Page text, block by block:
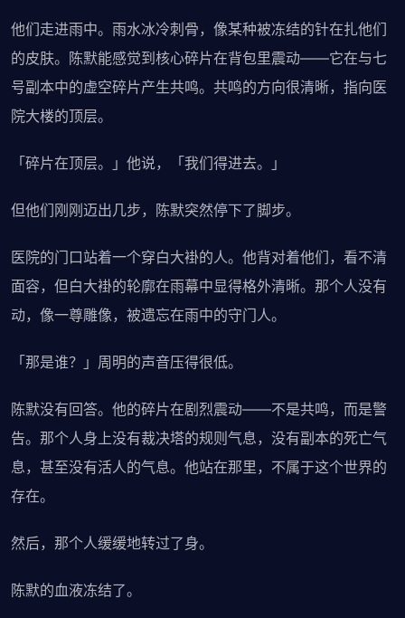
他们走进雨中。雨水冰冷刺骨，像某种被冻结的针在扎他们
的皮肤。陈默能感觉到核心碎片在背包里震动——它在与七
号副本中的虚空碎片产生共鸣。共鸣的方向很清晰，指向医
院大楼的顶层。
「碎片在顶层。」他说，「我们得进去。」
但他们刚刚迈出几步，陈默突然停下了脚步。
医院的门口站着一个穿白大褂的人。他背对着他们，看不清
面容，但白大褂的轮廓在雨幕中显得格外清晰。那个人没有
动，像一尊雕像，被遗忘在雨中的守门人。
「那是谁？」周明的声音压得很低。
陈默没有回答。他的碎片在剧烈震动——不是共鸣，而是警
告。那个人身上没有裁决塔的规则气息，没有副本的死亡气
息，甚至没有活人的气息。他站在那里，不属于这个世界的
存在。
然后，那个人缓缓地转过了身。
陈默的血液冻结了。